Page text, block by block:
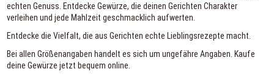
echten Genuss. Entdecke Gewürze, die deinen Gerichten Charakter
verleihen und jede Mahlzeit geschmacklich aufwerten.
Entdecke die Vielfalt, die aus Gerichten echte Lieblingsrezepte macht.
Bei allen Größenangaben handelt es sich um ungefähre Angaben. Kaufe
deine Gewürze jetzt bequem online.